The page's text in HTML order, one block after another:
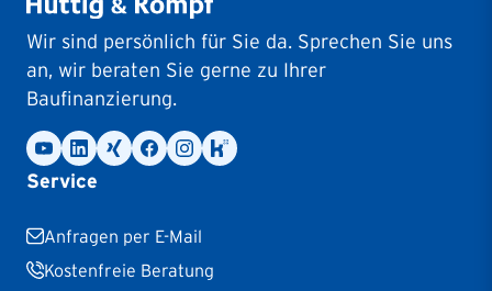
Wir sind persönlich für Sie da. Sprechen Sie uns
an, wir beraten Sie gerne zu Ihrer
Baufinanzierung.
Service
Anfragen per E-Mail
Kostenfreie Beratung